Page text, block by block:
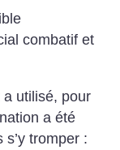
combatif et
utilisé, pour
a été
tromper :